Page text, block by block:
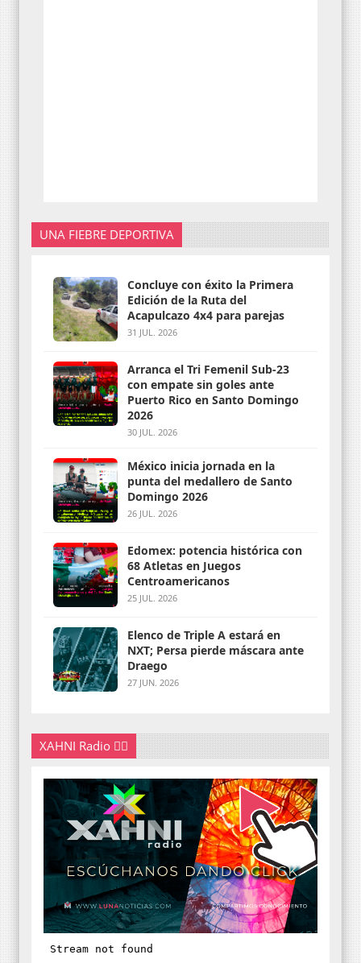
UNA FIEBRE DEPORTIVA
Concluye con éxito la Primera
Edición de la Ruta del
Acapulcazo 4x4 para parejas
31 JUL. 2026
Arranca el Tri Femenil Sub-23
con empate sin goles ante
Puerto Rico en Santo Domingo
2026
30 JUL. 2026
México inicia jornada en la
punta del medallero de Santo
Domingo 2026
26 JUL. 2026
Edomex: potencia histórica con
68 Atletas en Juegos
Centroamericanos
25 JUL. 2026
Elenco de Triple A estará en
NXT; Persa pierde máscara ante
Draego
27 JUN. 2026
XAHNI Radio 👇🏽